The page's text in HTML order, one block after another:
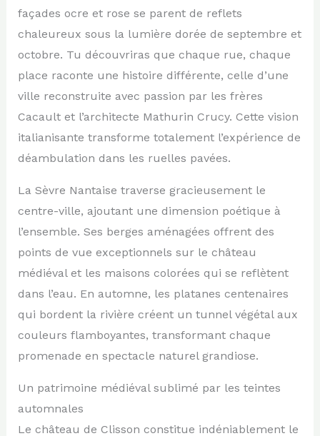
façades ocre et rose se parent de reflets
chaleureux sous la lumière dorée de septembre et
octobre. Tu découvriras que chaque rue, chaque
place raconte une histoire différente, celle d’une
ville reconstruite avec passion par les frères
Cacault et l’architecte Mathurin Crucy. Cette vision
italianisante transforme totalement l’expérience de
déambulation dans les ruelles pavées.
La Sèvre Nantaise traverse gracieusement le
centre-ville, ajoutant une dimension poétique à
l’ensemble. Ses berges aménagées offrent des
points de vue exceptionnels sur le château
médiéval et les maisons colorées qui se reflètent
dans l’eau. En automne, les platanes centenaires
qui bordent la rivière créent un tunnel végétal aux
couleurs flamboyantes, transformant chaque
promenade en spectacle naturel grandiose.
Un patrimoine médiéval sublimé par les teintes
automnales
Le château de Clisson constitue indéniablement le